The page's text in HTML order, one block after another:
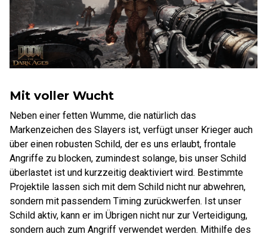
Mit voller Wucht
Neben einer fetten Wumme, die natürlich das
Markenzeichen des Slayers ist, verfügt unser Krieger auch
über einen robusten Schild, der es uns erlaubt, frontale
Angriffe zu blocken, zumindest solange, bis unser Schild
überlastet ist und kurzzeitig deaktiviert wird. Bestimmte
Projektile lassen sich mit dem Schild nicht nur abwehren,
sondern mit passendem Timing zurückwerfen. Ist unser
Schild aktiv, kann er im Übrigen nicht nur zur Verteidigung,
sondern auch zum Angriff verwendet werden. Mithilfe des